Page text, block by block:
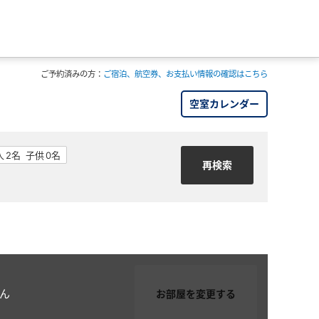
ご予約済みの方： ご宿泊、航空券、お支払い情報の確認はこちら
空室カレンダー